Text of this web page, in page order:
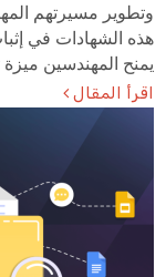
وتطوير مسيرتهم
هذه الشهادات في
يمنح المهندسين ميزة
اقرأ المقال